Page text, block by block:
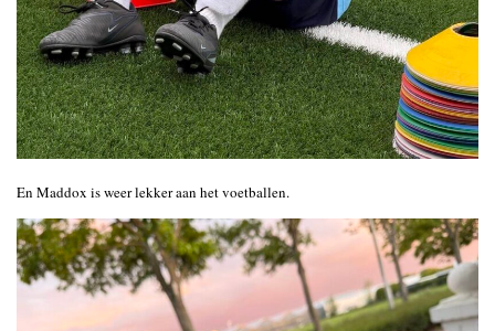
En Maddox is weer lekker aan het voetballen.